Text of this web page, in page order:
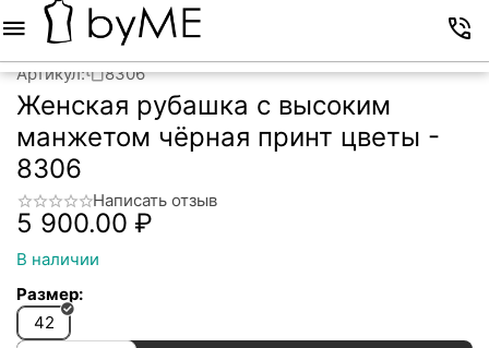
Артикул: 8306
Женская рубашка с высоким
манжетом чёрная принт цветы -
8306
Написать отзыв
5 900.00 ₽
В наличии
Размер:
42
Меню Корзина Контакты